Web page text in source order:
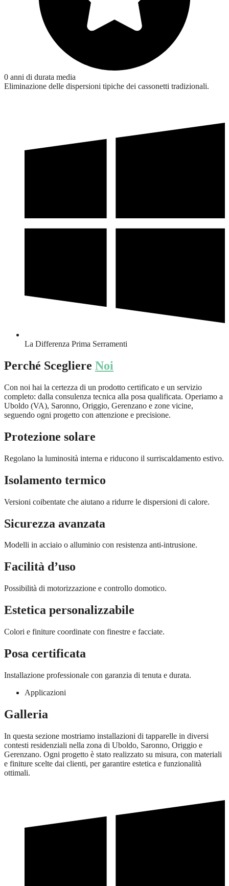
0 anni di durata media
Eliminazione delle dispersioni tipiche dei cassonetti tradizionali.
La Differenza Prima Serramenti
Perché Scegliere Noi
Con noi hai la certezza di un prodotto certificato e un servizio
completo: dalla consulenza tecnica alla posa qualificata. Operiamo a
Uboldo (VA), Saronno, Origgio, Gerenzano e zone vicine,
seguendo ogni progetto con attenzione e precisione.
Protezione solare
Regolano la luminosità interna e riducono il surriscaldamento estivo.
Isolamento termico
Versioni coibentate che aiutano a ridurre le dispersioni di calore.
Sicurezza avanzata
Modelli in acciaio o alluminio con resistenza anti-intrusione.
Facilità d’uso
Possibilità di motorizzazione e controllo domotico.
Estetica personalizzabile
Colori e finiture coordinate con finestre e facciate.
Posa certificata
Installazione professionale con garanzia di tenuta e durata.
Applicazioni
Galleria
In questa sezione mostriamo installazioni di tapparelle in diversi
contesti residenziali nella zona di Uboldo, Saronno, Origgio e
Gerenzano. Ogni progetto è stato realizzato su misura, con materiali
e finiture scelte dai clienti, per garantire estetica e funzionalità
ottimali.